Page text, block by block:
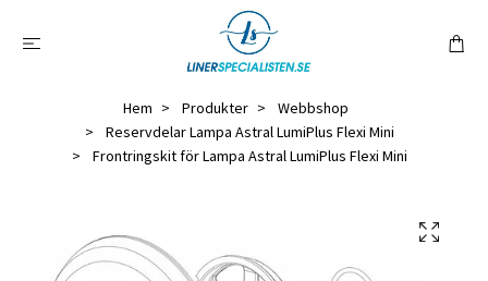
Hem Produkter
Webbshop
Reservdelar Lampa Astral LumiPlus Flexi Mini
Frontringskit för Lampa Astral LumiPlus Flexi Mini